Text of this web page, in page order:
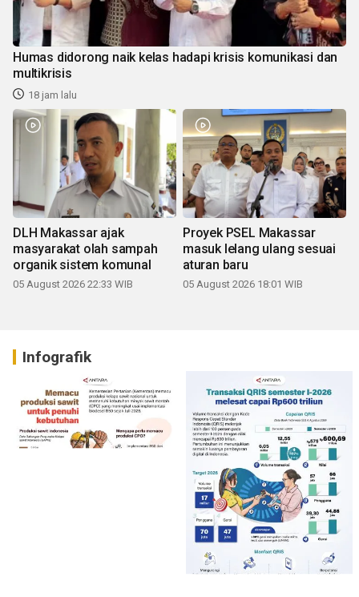
Humas didorong naik kelas hadapi krisis komunikasi dan
multikrisis
18 jam lalu
DLH Makassar ajak
masyarakat olah sampah
organik sistem komunal
05 August 2026 22:33 WIB
Proyek PSEL Makassar
masuk lelang ulang sesuai
aturan baru
05 August 2026 18:01 WIB
Infografik